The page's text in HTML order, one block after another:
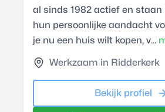
al sinds 1982 actief en staan
hun persoonlijke aandacht
je nu een huis wilt kopen, v...
Werkzaam in Ridderkerk
Bekijk profiel